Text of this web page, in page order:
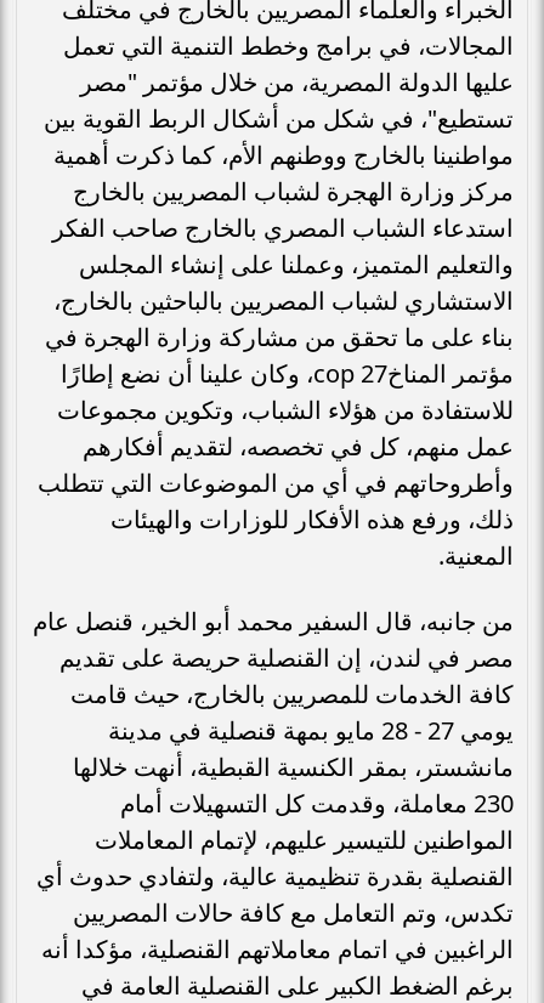
الخبراء والعلماء المصريين بالخارج في مختلف
المجالات، في برامج وخطط التنمية التي تعمل
عليها الدولة المصرية، من خلال مؤتمر "مصر
تستطيع"، في شكل من أشكال الربط القوية بين
مواطنينا بالخارج ووطنهم الأم، كما ذكرت أهمية
مركز وزارة الهجرة لشباب المصريين بالخارج
استدعاء الشباب المصري بالخارج صاحب الفكر
والتعليم المتميز، وعملنا على إنشاء المجلس
الاستشاري لشباب المصريين بالباحثين بالخارج،
بناء على ما تحقق من مشاركة وزارة الهجرة في
مؤتمر المناخcop 27، وكان علينا أن نضع إطارًا
للاستفادة من هؤلاء الشباب، وتكوين مجموعات
عمل منهم، كل في تخصصه، لتقديم أفكارهم
وأطروحاتهم في أي من الموضوعات التي تتطلب
ذلك، ورفع هذه الأفكار للوزارات والهيئات
المعنية.
من جانبه، قال السفير محمد أبو الخير، قنصل عام
مصر في لندن، إن القنصلية حريصة على تقديم
كافة الخدمات للمصريين بالخارج، حيث قامت
يومي 27 - 28 مايو بمهة قنصلية في مدينة
مانشستر، بمقر الكنسية القبطية، أنهت خلالها
230 معاملة، وقدمت كل التسهيلات أمام
المواطنين للتيسير عليهم، لإتمام المعاملات
القنصلية بقدرة تنظيمية عالية، ولتفادي حدوث أي
تكدس، وتم التعامل مع كافة حالات المصريين
الراغبين في اتمام معاملاتهم القنصلية، مؤكدا أنه
برغم الضغط الكبير على القنصلية العامة في